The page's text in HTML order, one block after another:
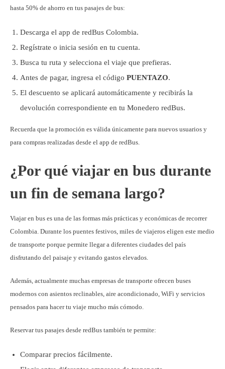
hasta 50% de ahorro en tus pasajes de bus:
Descarga el app de redBus Colombia.
Regístrate o inicia sesión en tu cuenta.
Busca tu ruta y selecciona el viaje que prefieras.
Antes de pagar, ingresa el código PUENTAZO.
El descuento se aplicará automáticamente y recibirás la
devolución correspondiente en tu Monedero redBus.
Recuerda que la promoción es válida únicamente para nuevos usuarios y
para compras realizadas desde el app de redBus.
¿Por qué viajar en bus durante
un fin de semana largo?
Viajar en bus es una de las formas más prácticas y económicas de recorrer
Colombia. Durante los puentes festivos, miles de viajeros eligen este medio
de transporte porque permite llegar a diferentes ciudades del país
disfrutando del paisaje y evitando gastos elevados.
Además, actualmente muchas empresas de transporte ofrecen buses
modernos con asientos reclinables, aire acondicionado, WiFi y servicios
pensados para hacer tu viaje mucho más cómodo.
Reservar tus pasajes desde redBus también te permite:
Comparar precios fácilmente.